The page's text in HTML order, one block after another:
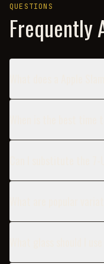
QUESTIONS
Frequently